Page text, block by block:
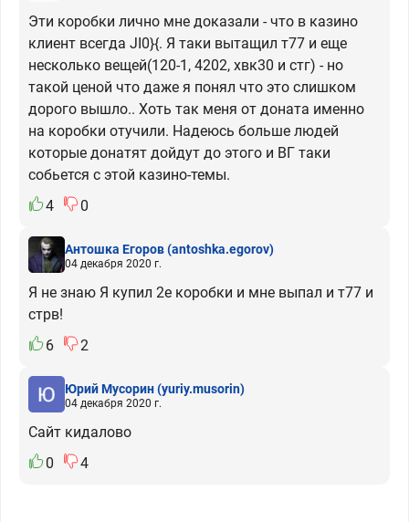
Эти коробки лично мне доказали - что в казино
клиент всегда JI0}{. Я таки вытащил т77 и еще
несколько вещей(120-1, 4202, хвк30 и стг) - но
такой ценой что даже я понял что это слишком
дорого вышло.. Хоть так меня от доната именно
на коробки отучили. Надеюсь больше людей
которые донатят дойдут до этого и ВГ таки
собьется с этой казино-темы.
4
0
Антошка Егоров(antoshka.egorov)
04 декабря 2020 г.
Я не знаю Я купил 2е коробки и мне выпал и т77 и
стрв!
6
2
Юрий Мусорин(yuriy.musorin)
04 декабря 2020 г.
Сайт кидалово
0
4